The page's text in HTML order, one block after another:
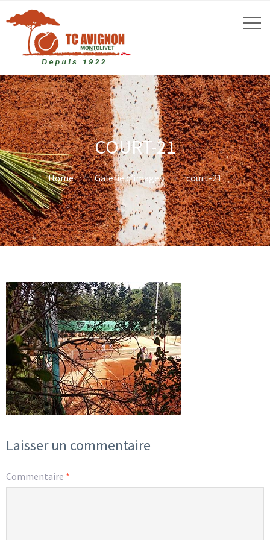
COURT-21
Home Galerie d’images court-21
Laisser un commentaire
Commentaire *